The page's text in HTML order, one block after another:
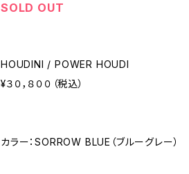
SOLD OUT
HOUDINI / POWER HOUDI
¥３０，８００（税込）
カラー：SORROW BLUE（ブルーグレー）